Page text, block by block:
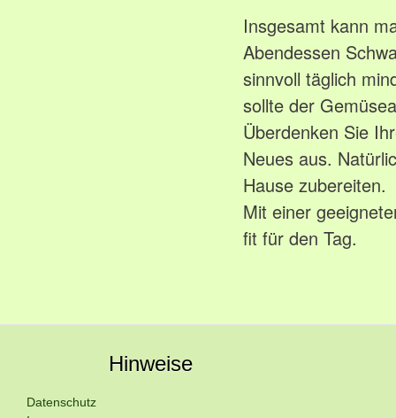
Insgesamt kann
Abendessen
sinnvoll täglich
sollte der
Überdenken Sie
Neues aus.
Hause zubereiten.
Mit einer
fit für den Tag.
Hinweise
Datenschutz